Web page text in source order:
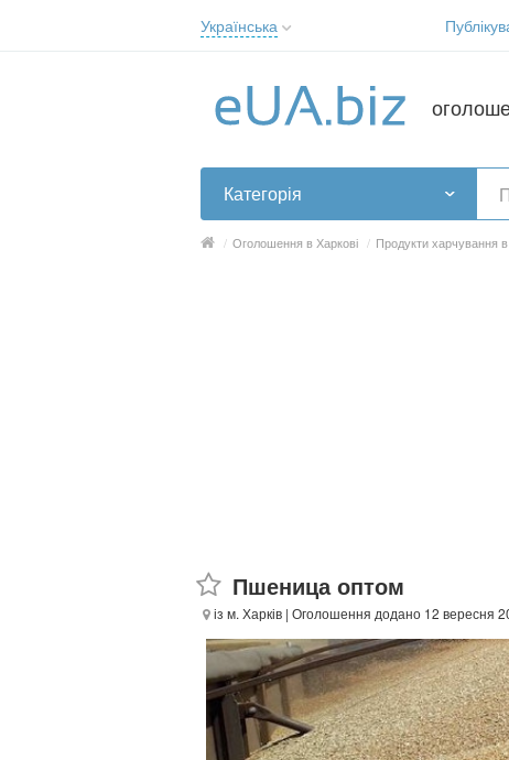
Українська
Українська
Категорія
/ Оголошення в Харкові / Продукти харчування в
Пшеница оптом
із м. Харків | Оголошення додано 12 вересня